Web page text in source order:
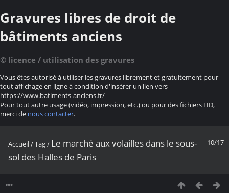
Gravures libres de droit de
bâtiments anciens
© licence / utilisation des gravures
Vous êtes autorisé à utiliser les gravures librement et gratuitement pour
tout affichage en ligne à condition d'insérer un lien vers
https://www.batiments-anciens.fr/
Pour tout autre usage (vidéo, impression, etc.) ou pour des fichiers HD,
merci de nous contacter.
10/17
Accueil/Tag/ Le marché aux volailles dans le sous-
sol des Halles de Paris